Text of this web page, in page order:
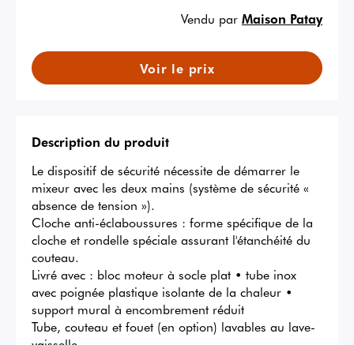
Vendu par Maison Patay
Voir le prix
Description du produit
Le dispositif de sécurité nécessite de démarrer le
mixeur avec les deux mains (système de sécurité «
absence de tension »).
Cloche anti-éclaboussures : forme spécifique de la
cloche et rondelle spéciale assurant l'étanchéité du
couteau.
Livré avec : bloc moteur à socle plat • tube inox
avec poignée plastique isolante de la chaleur •
support mural à encombrement réduit
Tube, couteau et fouet (en option) lavables au lave-